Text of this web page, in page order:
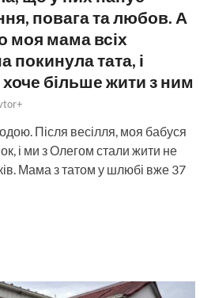
повага та любов. А
моя мама всіх
покинула тата, і
більше жити з ним
Після весілля, моя бабуся
і ми з Олегом стали жити не
Мама з татом у шлюбі вже 37